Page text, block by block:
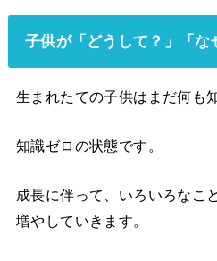
子供が「どうして？」「な
生まれたての子供はまだ何も
知識ゼロの状態です。
成長に伴って、いろいろなこ
増やしていきます。